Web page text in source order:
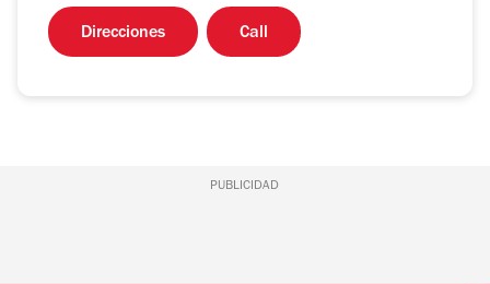
Direcciones Call
PUBLICIDAD